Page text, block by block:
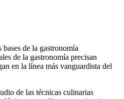
de la gastronomía
de la gastronomía precisan
en la línea más vanguardista del
de las técnicas culinarias